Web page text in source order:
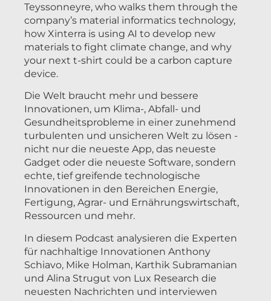
Teyssonneyre, who walks them through the
company’s material informatics technology,
how Xinterra is using AI to develop new
materials to fight climate change, and why
your next t-shirt could be a carbon capture
device.
Die Welt braucht mehr und bessere
Innovationen, um Klima-, Abfall- und
Gesundheitsprobleme in einer zunehmend
turbulenten und unsicheren Welt zu lösen -
nicht nur die neueste App, das neueste
Gadget oder die neueste Software, sondern
echte, tief greifende technologische
Innovationen in den Bereichen Energie,
Fertigung, Agrar- und Ernährungswirtschaft,
Ressourcen und mehr.
In diesem Podcast analysieren die Experten
für nachhaltige Innovationen Anthony
Schiavo, Mike Holman, Karthik Subramanian
und Alina Strugut von Lux Research die
neuesten Nachrichten und interviewen